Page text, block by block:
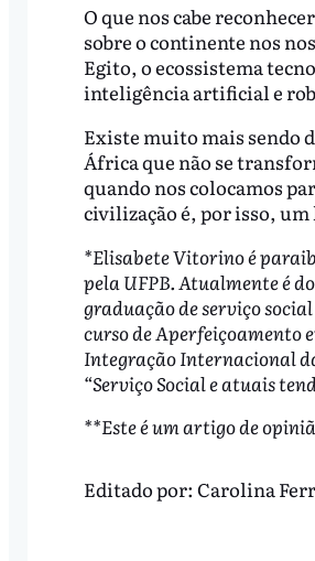
O que nos cabe
sobre o continente nos
Egito, o ecossistema
inteligência artificial e
Existe muito mais sendo
África que não se
quando nos colocamos
civilização é, por isso, um
*Elisabete Vitorino é
pela UFPB. Atualmente é
graduação de serviço
curso de Aperfeiçoamento
Integração Internacional
“Serviço Social e atuais
**Este é um artigo de
Editado por: Carolina